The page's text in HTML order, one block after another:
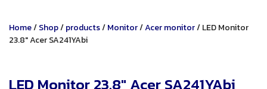
Home/Shop/products/Monitor/Acer monitor/ LED Monitor
23.8″ Acer SA241YAbi